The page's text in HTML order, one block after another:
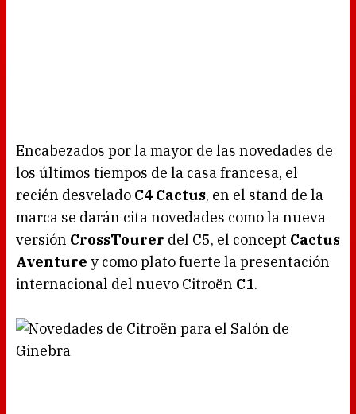
Encabezados por la mayor de las novedades de
los últimos tiempos de la casa francesa, el
recién desvelado C4 Cactus, en el stand de la
marca se darán cita novedades como la nueva
versión CrossTourer del C5, el concept Cactus
Aventure y como plato fuerte la presentación
internacional del nuevo Citroën C1.